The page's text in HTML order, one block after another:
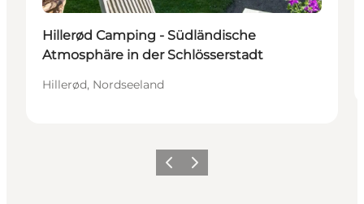
Hillerød Camping - Südländische
Atmosphäre in der Schlösserstadt
Hillerød, Nordseeland
ZurückWeiter